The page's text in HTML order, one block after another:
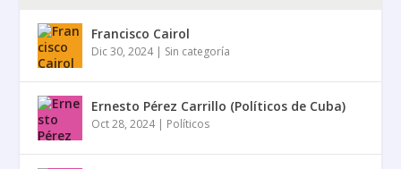
Francisco Cairol
Dic 30, 2024| Sin categoría
Ernesto Pérez Carrillo (Políticos de Cuba)
Oct 28, 2024| Políticos